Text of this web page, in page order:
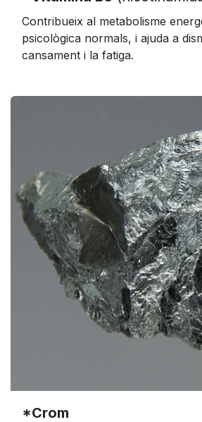
Contribueix al metabolisme
psicològica normals, i ajuda a
cansament i la fatiga.
*Crom